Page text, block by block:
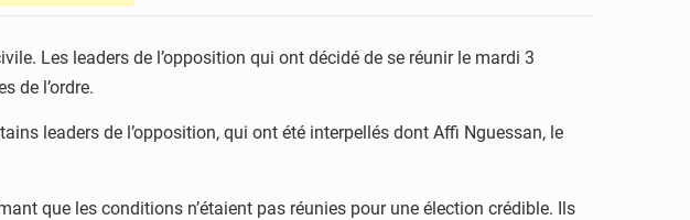
Les leaders de l’opposition qui ont décidé de se réunir le mardi 3
de l’ordre.
leaders de l’opposition, qui ont été interpellés dont Affi Nguessan, le
que les conditions n’étaient pas réunies pour une élection crédible. Ils